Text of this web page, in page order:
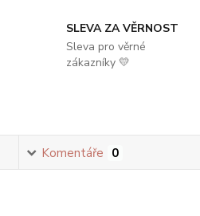
SLEVA ZA VĚRNOST
Sleva pro věrné
zákazníky 💛
Komentáře 0